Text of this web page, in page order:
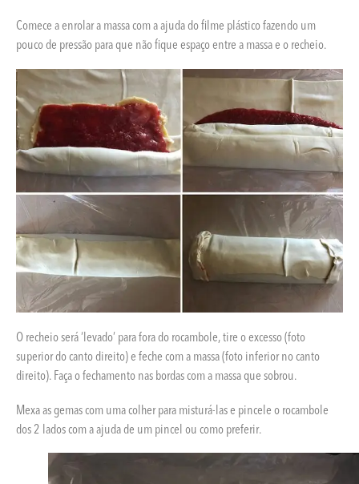
Comece a enrolar a massa com a ajuda do filme plástico fazendo um
pouco de pressão para que não fique espaço entre a massa e o recheio.
O recheio será ‘levado’ para fora do rocambole, tire o excesso (foto
superior do canto direito) e feche com a massa (foto inferior no canto
direito). Faça o fechamento nas bordas com a massa que sobrou.
Mexa as gemas com uma colher para misturá-las e pincele o rocambole
dos 2 lados com a ajuda de um pincel ou como preferir.